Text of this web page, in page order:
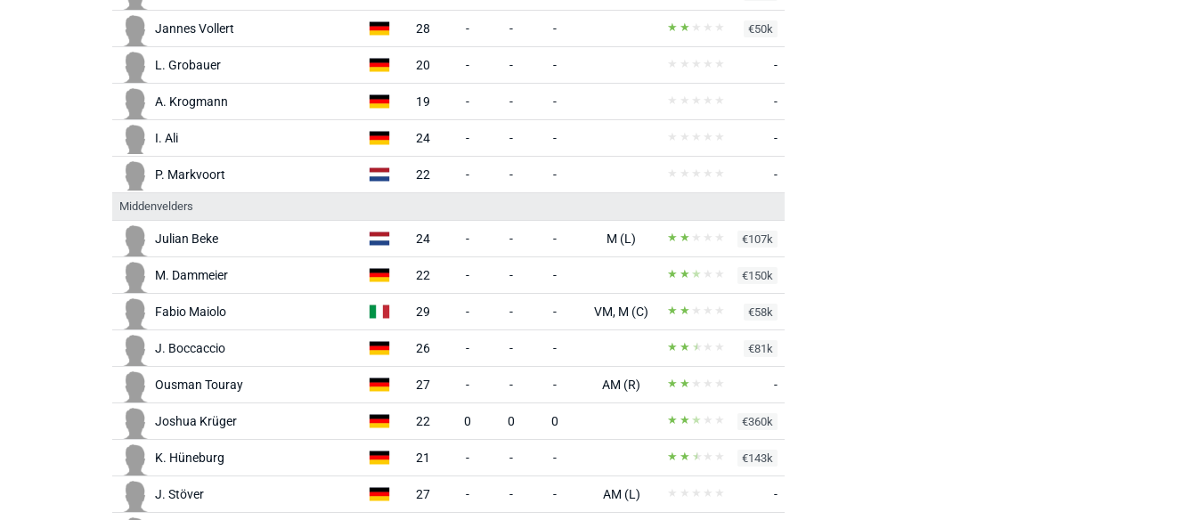
Jannes Vollert 28 - - - €50k
L. Grobauer 20 - - - -
A. Krogmann 19 - - - -
I. Ali 24 - - - -
P. Markvoort 22 - - - -
Middenvelders
Julian Beke 24 - - - M (L) €107k
M. Dammeier 22 - - - €150k
Fabio Maiolo 29 - - - VM, M (C) €58k
J. Boccaccio 26 - - - €81k
Ousman Touray 27 - - - AM (R) -
Joshua Krüger 22 0 0 0 €360k
K. Hüneburg 21 - - - €143k
J. Stöver 27 - - - AM (L) -